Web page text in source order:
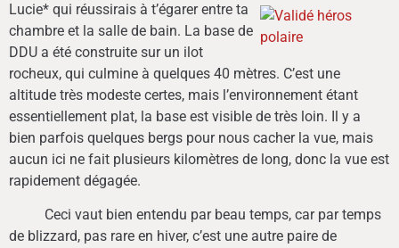
Lucie* qui réussirais à t’égarer entre ta
chambre et la salle de bain. La base de
DDU a été construite sur un ilot
rocheux, qui culmine à quelques 40 mètres. C’est une
altitude très modeste certes, mais l’environnement étant
essentiellement plat, la base est visible de très loin. Il y a
bien parfois quelques bergs pour nous cacher la vue, mais
aucun ici ne fait plusieurs kilomètres de long, donc la vue est
rapidement dégagée.
Ceci vaut bien entendu par beau temps, car par temps
de blizzard, pas rare en hiver, c’est une autre paire de